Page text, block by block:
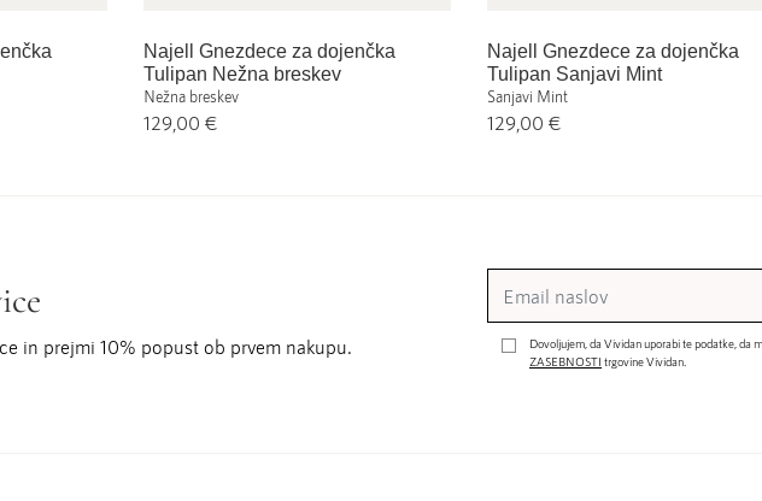
Najell Gnezdece za dojenčka
Tulipan Nežna breskev
Nežna breskev
129,00 €
Najell Gnezdece za dojenčka
Tulipan Sanjavi Mint
Sanjavi Mint
129,00 €
in prejmi 10% popust ob prvem nakupu. Dovoljujem, da Vividan uporabi te podatke, da
ZASEBNOSTI trgovine Vividan.